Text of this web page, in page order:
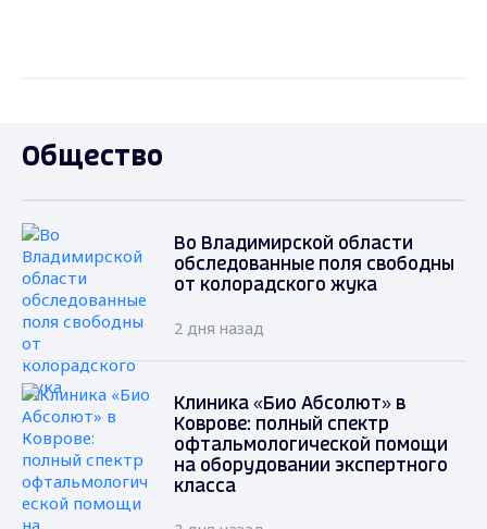
Общество
Во Владимирской области
обследованные поля свободны
от колорадского жука
2 дня назад
Клиника «Био Абсолют» в
Коврове: полный спектр
офтальмологической помощи
на оборудовании экспертного
класса